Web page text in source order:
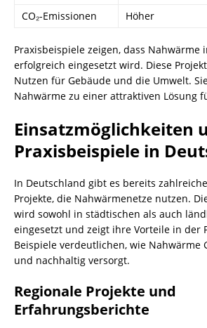
CO₂-Emissionen
Höher
Praxisbeispiele zeigen, dass Nahwärme
erfolgreich eingesetzt wird. Diese
Nutzen für Gebäude und die Umwelt.
Nahwärme zu einer attraktiven Lösung
Einsatzmöglichkeiten
Praxisbeispiele in
In Deutschland gibt es bereits
Projekte, die Nahwärmenetze nutzen.
wird sowohl in städtischen als auch
eingesetzt und zeigt ihre Vorteile in der
Beispiele verdeutlichen, wie Nahwärme
und nachhaltig versorgt.
Regionale Projekte und
Erfahrungsberichte